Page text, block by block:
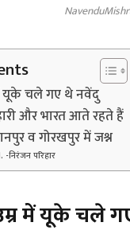
यूके चले गए थे नवेंदु
और भारत आते रहते हैं
व गोरखपुर में जश्न
-निरंजन परिहार
में यूके चले